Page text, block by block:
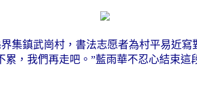
鎮武崗村，書法志愿者為村平易近寫
累，我們再走吧。”藍雨華不忍心結束這